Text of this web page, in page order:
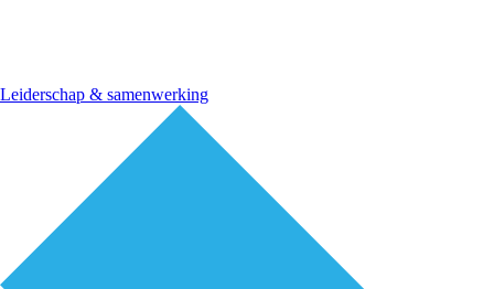
Leiderschap & samenwerking